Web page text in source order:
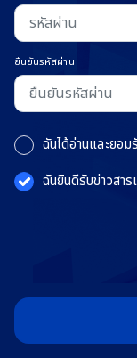
ยืนยันรหัสผ่าน
ฉันได้อ่านและยอม
ฉันยินดีรับข่าวสา